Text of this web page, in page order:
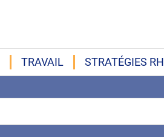
TRAVAIL STRATÉGIES RH